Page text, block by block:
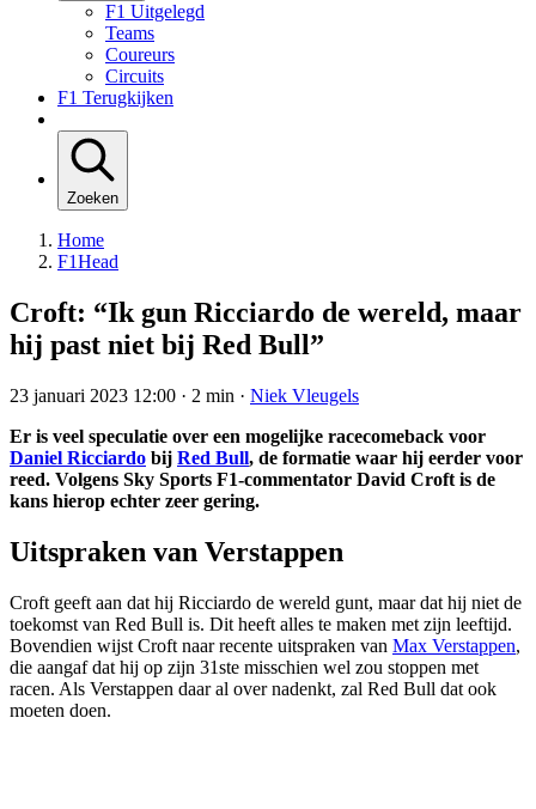
F1 Uitgelegd
Teams
Coureurs
Circuits
F1 Terugkijken
Zoeken
Home
F1Head
Croft: “Ik gun Ricciardo de wereld, maar
hij past niet bij Red Bull”
23 januari 2023 12:00 · 2 min · Niek Vleugels
Er is veel speculatie over een mogelijke racecomeback voor
Daniel Ricciardo bij Red Bull, de formatie waar hij eerder voor
reed. Volgens Sky Sports F1-commentator David Croft is de
kans hierop echter zeer gering.
Uitspraken van Verstappen
Croft geeft aan dat hij Ricciardo de wereld gunt, maar dat hij niet de
toekomst van Red Bull is. Dit heeft alles te maken met zijn leeftijd.
Bovendien wijst Croft naar recente uitspraken van Max Verstappen,
die aangaf dat hij op zijn 31ste misschien wel zou stoppen met
racen. Als Verstappen daar al over nadenkt, zal Red Bull dat ook
moeten doen.